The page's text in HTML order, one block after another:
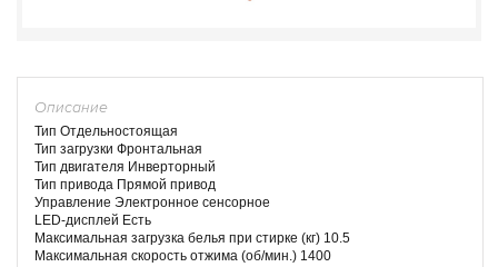
Описание
Тип Отдельностоящая
Тип загрузки Фронтальная
Тип двигателя Инверторный
Тип привода Прямой привод
Управление Электронное сенсорное
LED-дисплей Есть
Максимальная загрузка белья при стирке (кг) 10.5
Максимальная скорость отжима (об/мин.) 1400